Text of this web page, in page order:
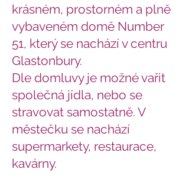
krásném, prostorném a plně
vybaveném domě Number
51, který se nachází v centru
Glastonbury.
Dle domluvy je možné vařit
společná jídla, nebo se
stravovat samostatně. V
městečku se nachází
supermarkety, restaurace,
kavárny.